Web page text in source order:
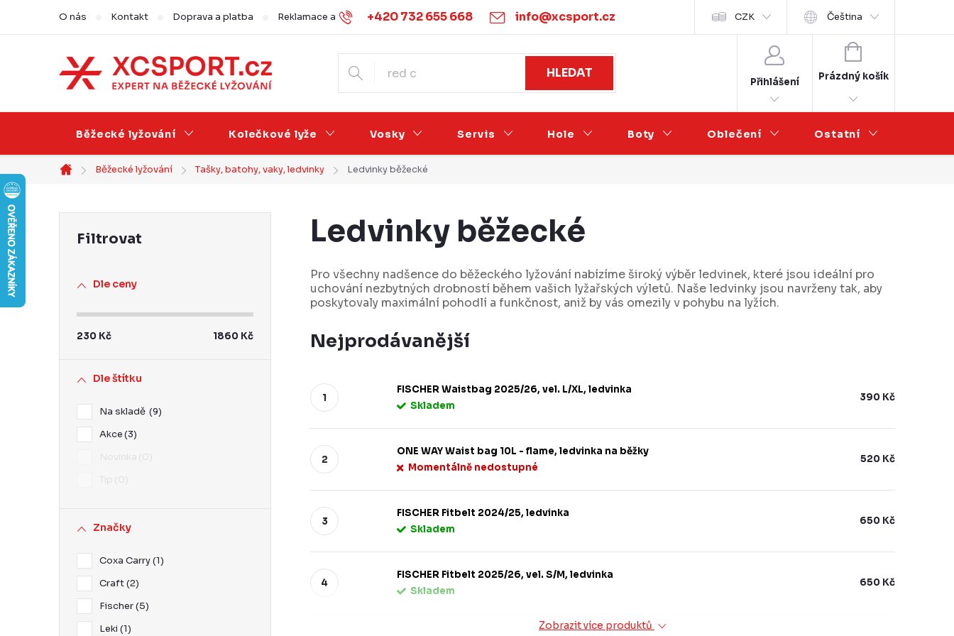
obsah
+420 732 655 668 info@xcsport.cz
O nás Kontakt Doprava a platba Reklamace a vrácení Obchodní podmínky Ochrana osobních údajů Velkoobchod CZK Čeština
HLEDAT
Přihlášení
NÁKUPNÍ
KOŠÍK
Prázdný košík
Běžecké lyžování Kolečkové lyže Vosky Servis Hole Boty Oblečení Ostatní
Domů
Běžecké lyžování Tašky, batohy, vaky, ledvinky Ledvinky běžecké
Dle ceny
230 Kč 1860 Kč
Dle štítku
Na skladě 9
Akce 3
Značky
Coxa Carry 1
Craft 2
Fischer 5
Leki 1
Ledvinky běžecké
Pro všechny nadšence do běžeckého lyžování nabízíme široký výběr ledvinek, které jsou ideální pro
uchování nezbytných drobností během vašich lyžařských výletů. Naše ledvinky jsou navrženy tak, aby
poskytovaly maximální pohodlí a funkčnost, aniž by vás omezily v pohybu na lyžích.
Nejprodávanější
FISCHER Waistbag 2025/26, vel. L/XL, ledvinka
Skladem
390 Kč
ONE WAY Waist bag 10L - flame, ledvinka na běžky
Momentálně nedostupné
520 Kč
FISCHER Fitbelt 2024/25, ledvinka
Skladem
650 Kč
FISCHER Fitbelt 2025/26, vel. S/M, ledvinka
Skladem
650 Kč
Zobrazit více produktů